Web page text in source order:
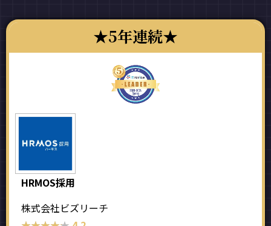
5年連続
HRMOS採用
株式会社ビズリーチ